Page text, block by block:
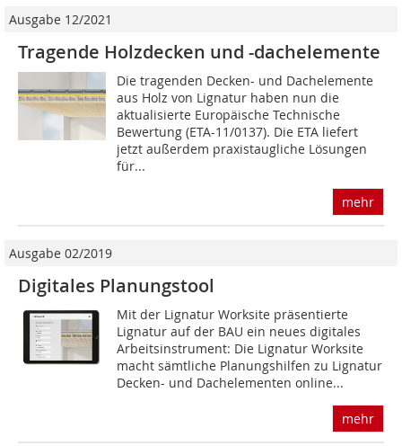
Ausgabe 12/2021
Tragende Holzdecken und -dachelemente
Die tragenden Decken- und Dachelemente
aus Holz von Lignatur haben nun die
aktualisierte Europäische Technische
Bewertung (ETA-11/0137). Die ETA liefert
jetzt außerdem praxistaugliche Lösungen
für...
mehr
Ausgabe 02/2019
Digitales Planungstool
Mit der Lignatur Worksite präsentierte
Lignatur auf der BAU ein neues digitales
Arbeitsinstrument: Die Lignatur Worksite
macht sämtliche Planungshilfen zu Lignatur
Decken- und Dachelementen online...
mehr